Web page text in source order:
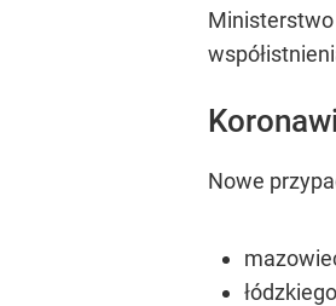
Ministerstwo
Nowe